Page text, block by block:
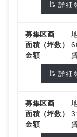
詳細
募集区画
面積（坪数）
金額
詳細
募集区画
面積（坪数）
金額